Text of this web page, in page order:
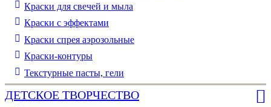
Краски для свечей и мыла
Краски с эффектами
Краски спрея аэрозольные
Краски-контуры
Текстурные пасты, гели
ДЕТСКОЕ ТВОРЧЕСТВО